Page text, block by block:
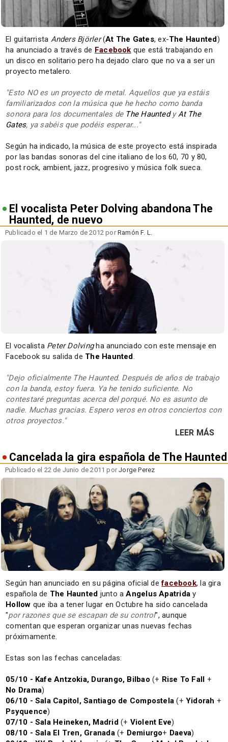
El guitarrista Anders Björler(At The Gates, ex-The Haunted)
ha anunciado a través de Facebook que está trabajando en
un disco en solitario pero ha dejado claro que no va a ser un
proyecto metalero.
"Esto NO es un proyecto de metal. Aquellos que ya estáis
familiarizados con la música que he hecho como banda
sonora para los documentales de The HauntedyAt The
Gates, ya sabéis que podéis esperar..."
Según ha indicado, la música de este proyecto está inspirada
por las bandas sonoras del cine italiano de los 60, 70 y 80,
post rock, ambient, jazz, progresivo y música folk sueca.
El vocalista Peter Dolving abandona The
Haunted, de nuevo
Publicado el 1 de Marzo de 2012 porRamón F. L.
El vocalista Peter Dolvingha anunciado con este mensaje en
Facebook su salida de The Haunted.
"Dejo oficialmente The Haunted. Después de años de trabajo
con la banda, estoy fuera. Ya he tenido suficiente. No
contestaré preguntas acerca del porqué. No es asunto de
nadie. Muchas gracias. Espero veros en otros conciertos con
otros proyectos."
LEER MÁS
Cancelada la gira española de The Haunted
Publicado el 22 de Junio de 2011 porJorge Perez
Según han anunciado en su página oficial defacebook, la gira
española de The Haunted junto aAngelus Apatrida y
Hollow que iba a tener lugar en Octubre ha sido cancelada
"por razones que se escapan de su control", aunque
comentan que esperan organizar unas nuevas fechas
próximamente.
Estas son las fechas canceladas:
05/10 - Kafe Antzokia, Durango, Bilbao (+ Rise To Fall +
No Drama)
06/10 - Sala Capitol, Santiago de Compostela (+Yidorah +
Psyquence)
07/10 - Sala Heineken, Madrid(+ Violent Eve)
08/10 - Sala El Tren, Granada(+ Demiurgo+ Daeva)